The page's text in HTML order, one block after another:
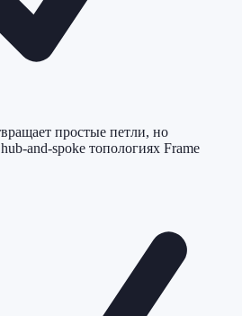
простые петли, но
and-spoke топологиях Frame